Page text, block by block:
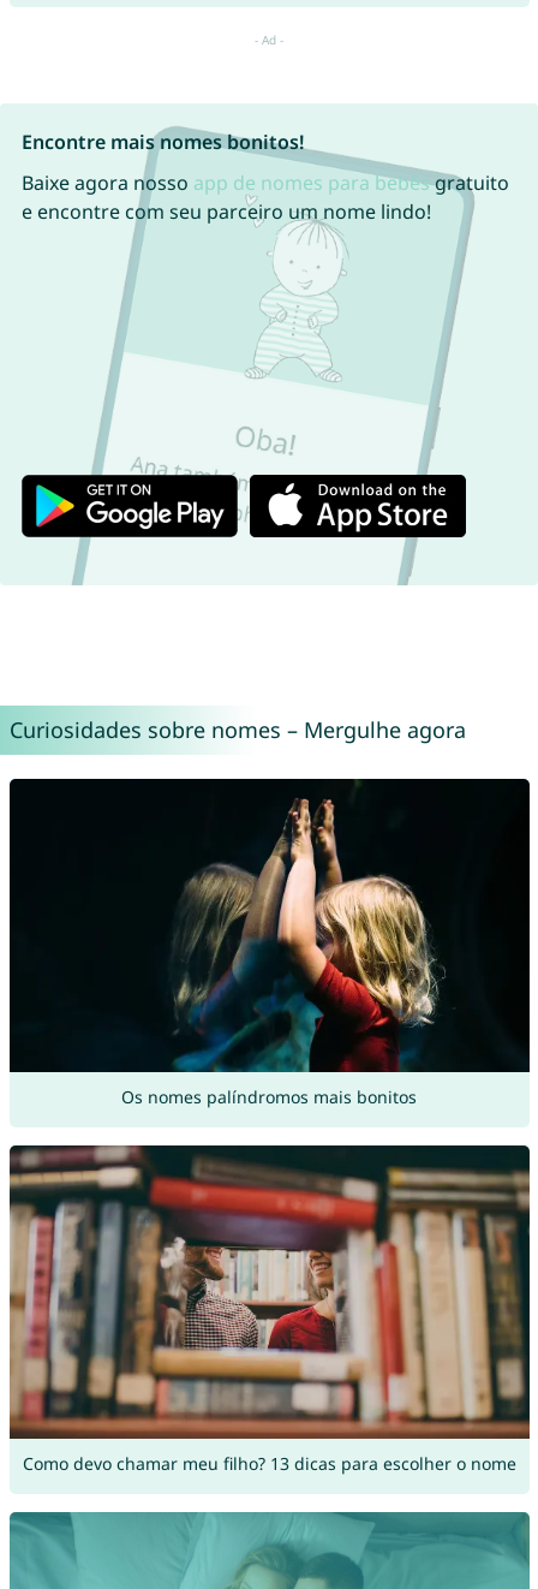
Encontre mais nomes bonitos!
Baixe agora nosso app de nomes para bebêsgratuito
e encontre com seu parceiro um nome lindo!
Curiosidades sobre nomes – Mergulhe agora
Os nomes palíndromos mais bonitos
Como devo chamar meu filho? 13 dicas para escolher o nome